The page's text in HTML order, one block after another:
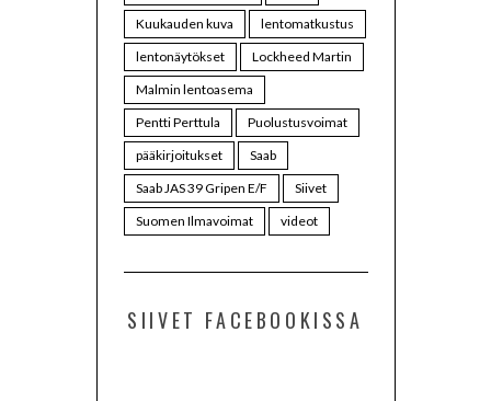
Kuukauden kuva
lentomatkustus
lentonäytökset
Lockheed Martin
Malmin lentoasema
Pentti Perttula
Puolustusvoimat
pääkirjoitukset
Saab
Saab JAS 39 Gripen E/F
Siivet
Suomen Ilmavoimat
videot
SIIVET FACEBOOKISSA